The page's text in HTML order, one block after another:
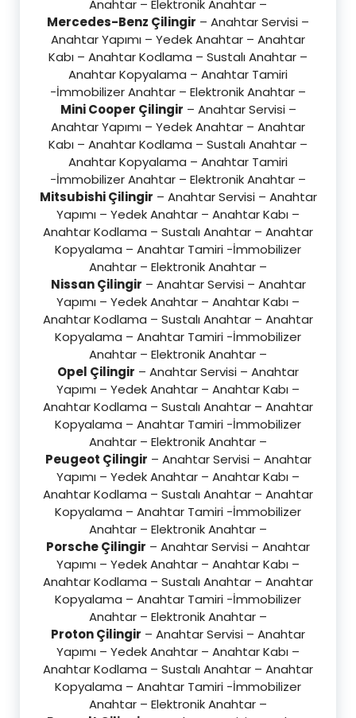
Anahtar – Elektronik Anahtar –
Mercedes-Benz Çilingir – Anahtar Servisi –
Anahtar Yapımı – Yedek Anahtar – Anahtar
Kabı – Anahtar Kodlama – Sustalı Anahtar –
Anahtar Kopyalama – Anahtar Tamiri
-İmmobilizer Anahtar – Elektronik Anahtar –
Mini Cooper Çilingir – Anahtar Servisi –
Anahtar Yapımı – Yedek Anahtar – Anahtar
Kabı – Anahtar Kodlama – Sustalı Anahtar –
Anahtar Kopyalama – Anahtar Tamiri
-İmmobilizer Anahtar – Elektronik Anahtar –
Mitsubishi Çilingir – Anahtar Servisi – Anahtar
Yapımı – Yedek Anahtar – Anahtar Kabı –
Anahtar Kodlama – Sustalı Anahtar – Anahtar
Kopyalama – Anahtar Tamiri -İmmobilizer
Anahtar – Elektronik Anahtar –
Nissan Çilingir – Anahtar Servisi – Anahtar
Yapımı – Yedek Anahtar – Anahtar Kabı –
Anahtar Kodlama – Sustalı Anahtar – Anahtar
Kopyalama – Anahtar Tamiri -İmmobilizer
Anahtar – Elektronik Anahtar –
Opel Çilingir – Anahtar Servisi – Anahtar
Yapımı – Yedek Anahtar – Anahtar Kabı –
Anahtar Kodlama – Sustalı Anahtar – Anahtar
Kopyalama – Anahtar Tamiri -İmmobilizer
Anahtar – Elektronik Anahtar –
Peugeot Çilingir – Anahtar Servisi – Anahtar
Yapımı – Yedek Anahtar – Anahtar Kabı –
Anahtar Kodlama – Sustalı Anahtar – Anahtar
Kopyalama – Anahtar Tamiri -İmmobilizer
Anahtar – Elektronik Anahtar –
Porsche Çilingir – Anahtar Servisi – Anahtar
Yapımı – Yedek Anahtar – Anahtar Kabı –
Anahtar Kodlama – Sustalı Anahtar – Anahtar
Kopyalama – Anahtar Tamiri -İmmobilizer
Anahtar – Elektronik Anahtar –
Proton Çilingir – Anahtar Servisi – Anahtar
Yapımı – Yedek Anahtar – Anahtar Kabı –
Anahtar Kodlama – Sustalı Anahtar – Anahtar
Kopyalama – Anahtar Tamiri -İmmobilizer
Anahtar – Elektronik Anahtar –